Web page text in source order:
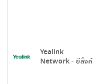
Yealink
Network - ยีลิ้งค์